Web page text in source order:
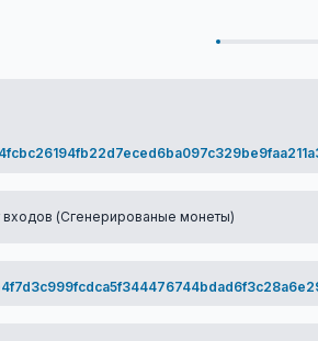
входов (Сгенерированые монеты)